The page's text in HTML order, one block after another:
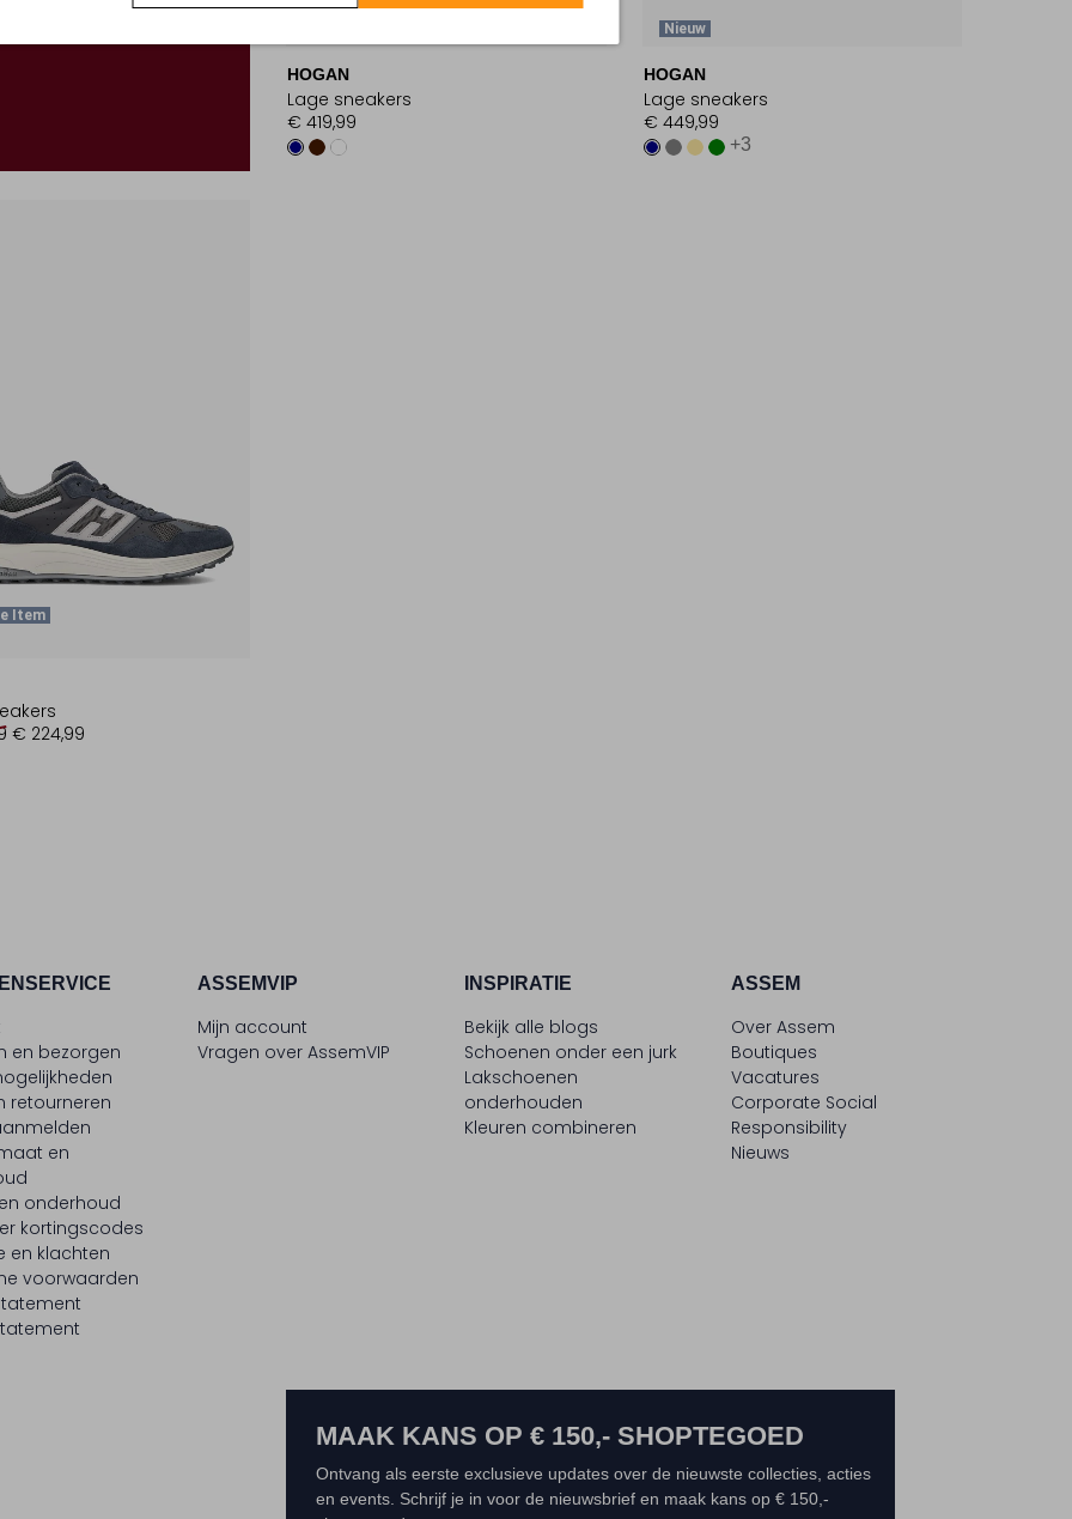
HOGAN
Lage sneakers
€ 419,99
Nieuw
HOGAN
Lage sneakers
€ 449,99
+3
Item
€ 224,99
en bezorgen
retourneren
en
onderhoud
kortingscodes
en klachten
voorwaarden
ASSEMVIP
Mijn account
Vragen over AssemVIP
INSPIRATIE
Bekijk alle blogs
Schoenen onder een jurk
Lakschoenen
onderhouden
Kleuren combineren
ASSEM
Over Assem
Boutiques
Vacatures
Corporate Social
Responsibility
Nieuws
MAAK KANS OP € 150,- SHOPTEGOED
Ontvang als eerste exclusieve updates over de nieuwste collecties, acties
en events. Schrijf je in voor de nieuwsbrief en maak kans op € 150,-